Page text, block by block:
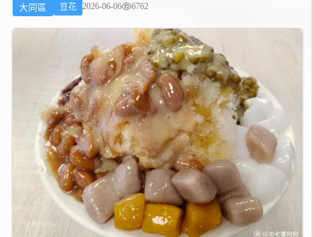
大同區 豆花 2026-06-06 6762